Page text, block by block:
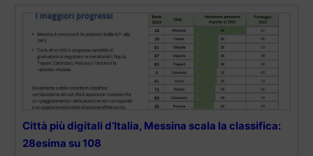
Città più digitali d’Italia, Messina scala la classifica:
28esima su 108